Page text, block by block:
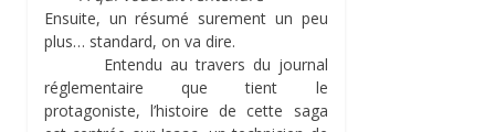
Ensuite, un résumé surement un peu
plus… standard, on va dire.
Entendu au travers du journal
réglementaire que tient le
protagoniste, l’histoire de cette saga